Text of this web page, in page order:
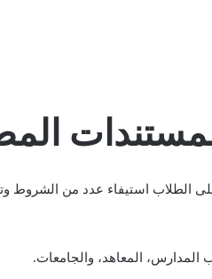
الطلاب استيفاء عدد من الشروط
المعاهد، والجامعات.